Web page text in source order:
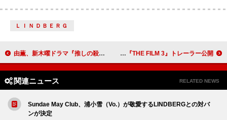
ＬＩＮＤＢＥＲＧ
由薫、新木曜ドラマ『推しの殺人』主題歌書き下ろし 自身のラジオ番組でフル音源を初OAへ YOASOBI、ライブ映像作品集『THE FILM 3』トレーラー公開
関連ニュース RELATED NEWS
Sundae May Club、浦小雪（Vo.）が敬愛するLINDBERGとの対バ
ンが決定